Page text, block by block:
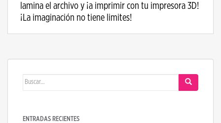
lamina el archivo y ¡a imprimir con tu impresora 3D!
¡La imaginación no tiene limites!
Buscar:
ENTRADAS RECIENTES